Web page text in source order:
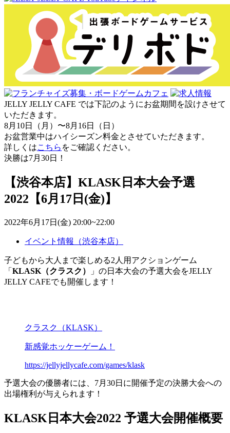
JELLY JELLY CAFE では下記のようにお盆期間を設けさせて
いただきます。
8月10日（月）〜8月16日（日）
お盆営業中はハイシーズン料金とさせていただきます。
詳しくはこちら をご確認ください。
決勝は7月30日！
【渋谷本店】KLASK日本大会予選
2022【6月17日(金)】
2022年6月17日(金) 20:00~22:00
イベント情報（渋谷本店）
子どもから大人まで楽しめる2人用アクションゲーム
「 KLASK（クラスク）
」の日本大会の予選大会をJELLY
JELLY CAFEでも開催します！
クラスク（KLASK）
新感覚ホッケーゲーム！
https://jellyjellycafe.com/games/klask
予選大会の優勝者には、7月30日に開催予定の決勝大会への
出場権利が与えられます！
KLASK日本大会2022 予選大会開催概要